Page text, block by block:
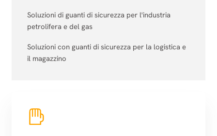
Soluzioni di guanti di sicurezza per l'industria
petrolifera e del gas
Soluzioni con guanti di sicurezza per la logistica e
il magazzino